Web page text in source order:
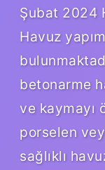
Şubat 2024
Havuz
betonarme
ve kaymayı
porselen
sağlıklı